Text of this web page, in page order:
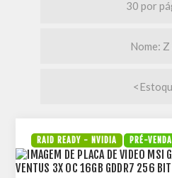
RAID READY - NVIDIA PRÉ-VENDA